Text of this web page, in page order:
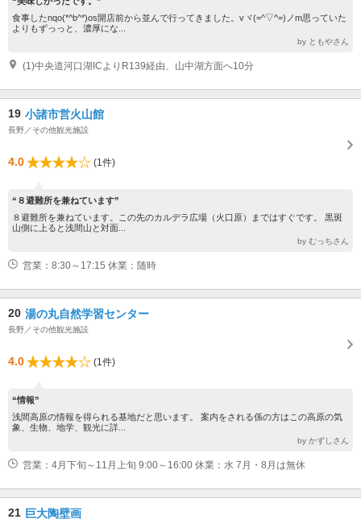
食事したnqo(*^b^*)os開店前から並んで行ってきました。vヾ(=^▽^=)ノm思っていた
よりもずっっと、濃厚にな...
by ともやさん
(1)中央道河口湖ICよりR139経由、山中湖方面へ10分
19 小諸市営火山館
長野／その他観光施設
4.0 (1件)
“８避難所を兼ねています”
８避難所を兼ねています。この先のカルデラ広場（火口原）まではすぐです。 黒斑
山側に上ると浅間山と対面...
by むっちさん
営業：8:30～17:15 休業：随時
20 湯の丸自然学習センター
長野／その他観光施設
4.0 (1件)
“情報”
浅間高原の情報を得られる基地だと思います。 案内をされる係の方はこの高原の気
象、生物、地学、観光に詳...
by かずしさん
営業：4月下旬～11月上旬 9:00～16:00 休業：水 7月・8月は無休
21 巨大陶壁画